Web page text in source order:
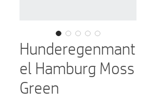
Hunderegenmant
el Hamburg Moss
Green